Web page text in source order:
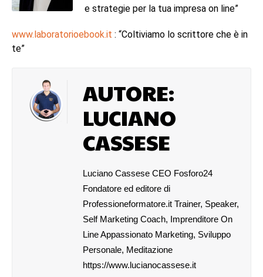
e strategie per la tua impresa on line”
www.laboratorioebook.it : “Coltiviamo lo scrittore che è in
te”
AUTORE:
LUCIANO
CASSESE
Luciano Cassese CEO Fosforo24
Fondatore ed editore di
Professioneformatore.it Trainer, Speaker,
Self Marketing Coach, Imprenditore On
Line Appassionato Marketing, Sviluppo
Personale, Meditazione
https://www.lucianocassese.it